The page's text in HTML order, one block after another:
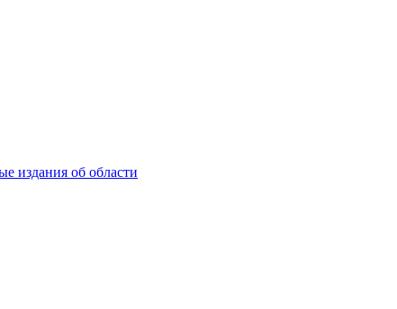
издания об области